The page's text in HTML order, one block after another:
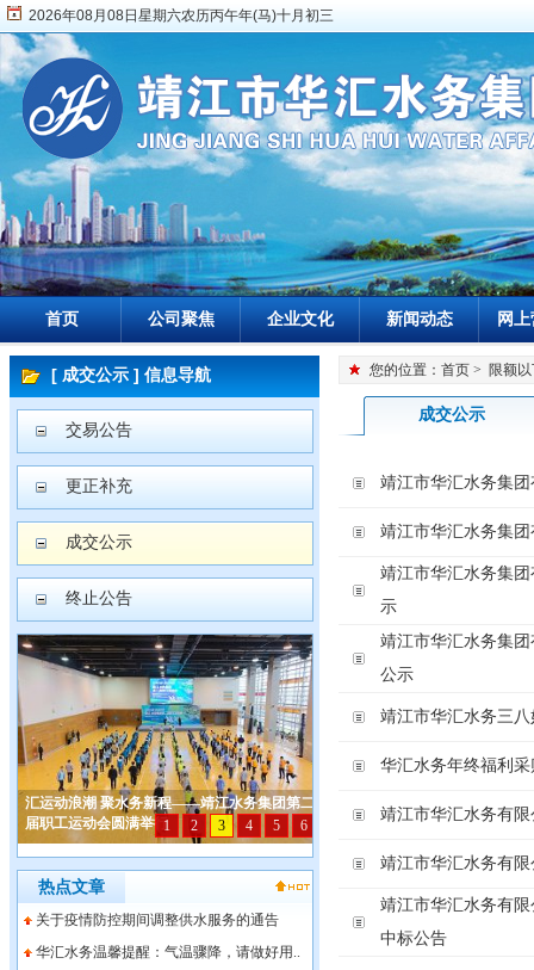
2026年08月08日星期六农历丙午年(马)十月初三
首页 公司聚焦 企业文化 新闻动态 网
[ 成交公示 ] 信息导航
交易公告
更正补充
成交公示
终止公告
热点文章
关于疫情防控期间调整供水服务的通告
华汇水务温馨提醒：气温骤降，请做好用..
您的位置： 首页> 限额
成交公示
靖江市华汇水务集
靖江市华汇水务集
靖江市华汇水务集
示
靖江市华汇水务集
公示
靖江市华汇水务三
华汇水务年终福利
靖江市华汇水务有
靖江市华汇水务有
靖江市华汇水务有
中标公告